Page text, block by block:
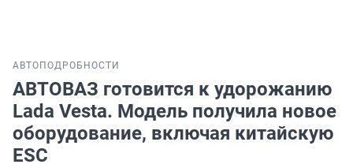
АВТО ПОДРОБНОСТИ
АВТОВАЗ готовится к удорожанию
Lada Vesta. Модель получила новое
оборудование, включая китайскую
ESC